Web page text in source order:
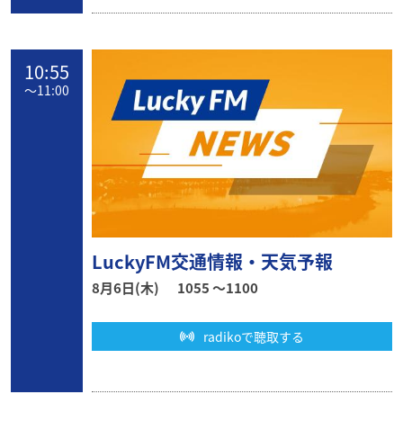
10:55
〜11:00
LuckyFM交通情報・天気予報
8月6日(木) 1055 〜1100
radikoで聴取する